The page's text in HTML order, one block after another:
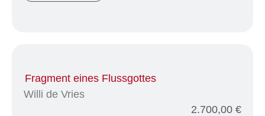
Fragment eines Flussgottes
Willi de Vries
2.700,00 €